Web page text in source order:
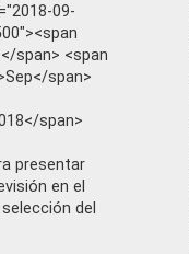
09-
span> <span
span>
span>
presentar
en el
del